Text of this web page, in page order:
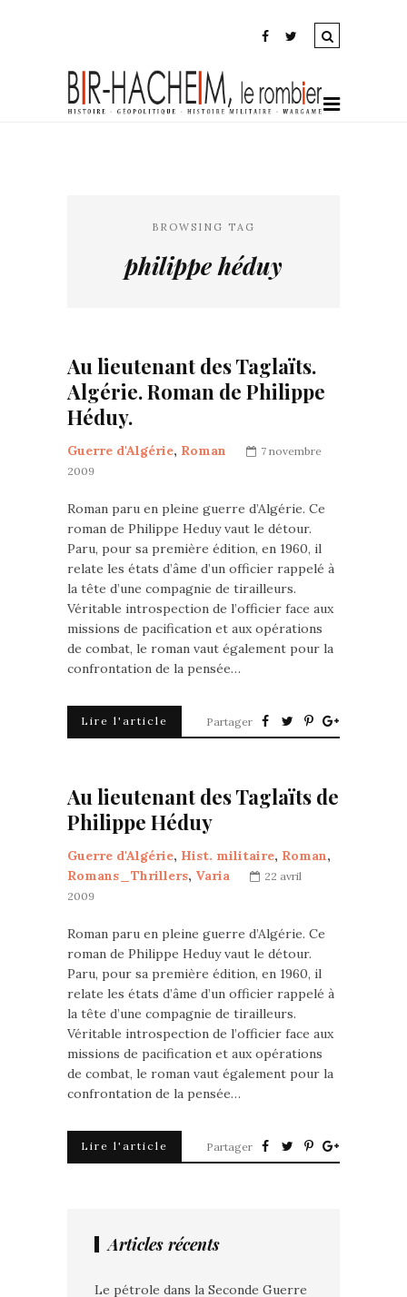
BROWSING TAG
philippe héduy
Au lieutenant des Taglaïts.
Algérie. Roman de Philippe
Héduy.
Guerre d'Algérie, Roman
7 novembre
2009
Roman paru en pleine guerre d’Algérie. Ce
roman de Philippe Heduy vaut le détour.
Paru, pour sa première édition, en 1960, il
relate les états d’âme d’un officier rappelé à
la tête d’une compagnie de tirailleurs.
Véritable introspection de l’officier face aux
missions de pacification et aux opérations
de combat, le roman vaut également pour la
confrontation de la pensée…
Lire l'article Partager
Au lieutenant des Taglaïts de
Philippe Héduy
Guerre d'Algérie, Hist. militaire, Roman,
Romans_Thrillers, Varia
22 avril
2009
Roman paru en pleine guerre d’Algérie. Ce
roman de Philippe Heduy vaut le détour.
Paru, pour sa première édition, en 1960, il
relate les états d’âme d’un officier rappelé à
la tête d’une compagnie de tirailleurs.
Véritable introspection de l’officier face aux
missions de pacification et aux opérations
de combat, le roman vaut également pour la
confrontation de la pensée…
Lire l'article Partager
Articles récents
Le pétrole dans la Seconde Guerre